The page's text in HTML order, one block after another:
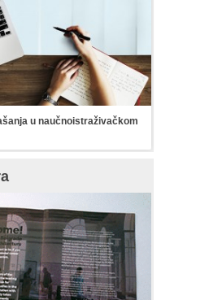
u naučnoistraživačkom